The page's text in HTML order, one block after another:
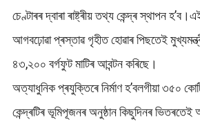
চেণ্টাৰৰ দ্বাৰা ৰাষ্ট্ৰীয় তথ্য কেন্দ্ৰ স্থাপন
আগবঢ়োৱা প্ৰস্তাৱ গৃহীত হোৱাৰ পিছতেই
৪৩,২০০ বৰ্গফুট মাটিৰ আবন্টন কৰিছে।
অত্যাধুনিক প্ৰযুক্তিৰে নিৰ্মাণ হ’বলগীয়া ৩৫০
কেন্দ্ৰটিৰ ভূমিপূজনৰ অনুষ্ঠান কিছুদিনৰ